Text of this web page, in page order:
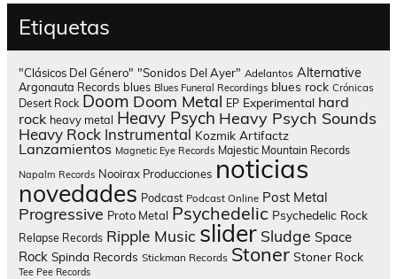
Etiquetas
"Clásicos Del Género" "Sonidos Del Ayer" Adelantos Alternative
Argonauta Records blues Blues Funeral Recordings blues rock Crónicas
Desert Rock Doom Doom Metal EP Experimental hard
rock heavy metal Heavy Psych Heavy Psych Sounds
Heavy Rock Instrumental Kozmik Artifactz
Lanzamientos Magnetic Eye Records Majestic Mountain Records
Napalm Records Nooirax Producciones noticias
novedades Podcast Podcast Online Post Metal
Progressive Proto Metal Psychedelic Psychedelic Rock
Relapse Records Ripple Music slider Sludge Space
Rock Spinda Records Stickman Records Stoner Stoner Rock
Tee Pee Records